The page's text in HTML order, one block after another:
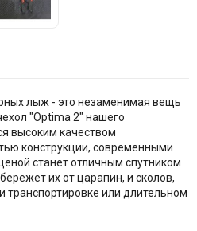
лыж - это незаменимая вещь
"Optima 2" нашего
высоким качеством
конструкции, современными
станет отличным спутником
их от царапин, и сколов,
транспортировке или длительном